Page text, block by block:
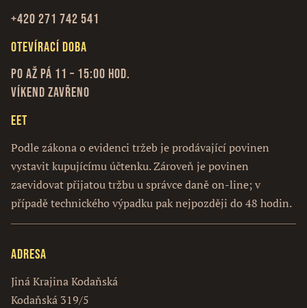
+420 271 742 541
Otevírací doba
Po až Pá 11 – 15:00 hod.
Víkend zavřeno
EET
Podle zákona o evidenci tržeb je prodávající povinen
vystavit kupujícímu účtenku. Zároveň je povinen
zaevidovat přijatou tržbu u správce daně on-line; v
případě technického výpadku pak nejpozději do 48 hodin.
Adresa
Jiná Krajina Kodaňská
Kodaňská 319/5